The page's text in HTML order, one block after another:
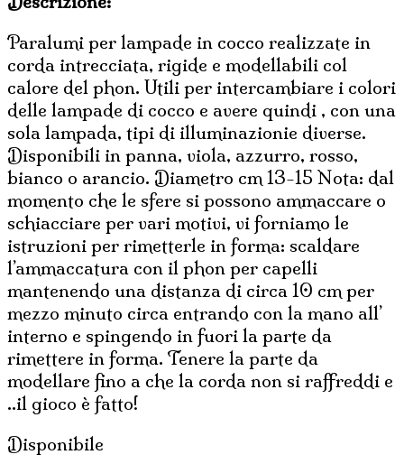
Paralumi per lampade in cocco realizzate in
corda intrecciata, rigide e modellabili col
calore del phon. Utili per intercambiare i colori
delle lampade di cocco e avere quindi , con una
sola lampada, tipi di illuminazionie diverse.
Disponibili in panna, viola, azzurro, rosso,
bianco o arancio. Diametro cm 13-15 Nota: dal
momento che le sfere si possono ammaccare o
schiacciare per vari motivi, vi forniamo le
istruzioni per rimetterle in forma: scaldare
l’ammaccatura con il phon per capelli
mantenendo una distanza di circa 10 cm per
mezzo minuto circa entrando con la mano all’
interno e spingendo in fuori la parte da
rimettere in forma. Tenere la parte da
modellare fino a che la corda non si raffreddi e
..il gioco è fatto!
Disponibile